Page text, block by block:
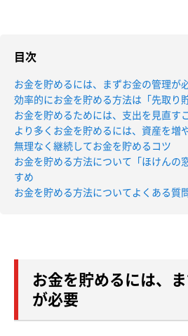
目次
お金を貯めるには、まずお金の管理が
効率的にお金を貯める方法は「先取り
お金を貯めるためには、支出を見直す
より多くお金を貯めるには、資産を増
無理なく継続してお金を貯めるコツ
お金を貯める方法について「ほけんの
すめ
お金を貯める方法についてよくある質
お金を貯めるには、
が必要